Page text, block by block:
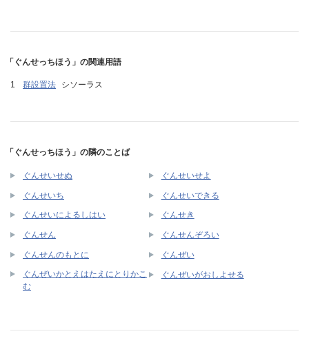
「ぐんせっちほう」の関連用語
群設置法 シソーラス
「ぐんせっちほう」の隣のことば
ぐんせいせぬ ぐんせいせよ
ぐんせいち ぐんせいできる
ぐんせいによるしはい ぐんせき
ぐんせん ぐんせんぞろい
ぐんせんのもとに
ぐんぜい
ぐんぜいかとえはたえにとりかこ
む
ぐんぜいがおしよせる